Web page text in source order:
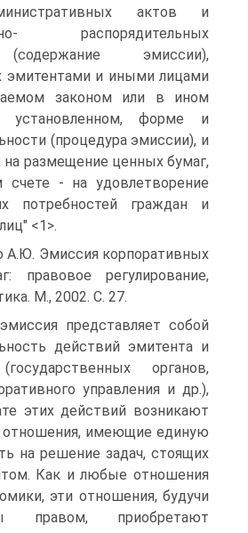
актов и
распорядительных
эмиссии),
и иными лицами
законом или в ином
установленном, форме и
(процедура эмиссии), и
на размещение ценных бумаг,
счете - на удовлетворение
потребностей граждан и
<1>.
А.Ю. Эмиссия корпоративных
правовое регулирование,
М., 2002. С. 27.
представляет собой
действий эмитента и
органов,
управления и др.),
этих действий возникают
имеющие единую
на решение задач, стоящих
Как и любые отношения
эти отношения, будучи
правом, приобретают